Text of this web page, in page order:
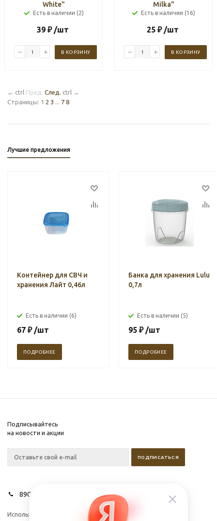
White"
Есть в наличии (2)
39 ₽ /шт
В КОРЗИНУ
Milka"
Есть в наличии (16)
25 ₽ /шт
В КОРЗИНУ
← ctrl Пред. След. ctrl →
Страницы: 1 2 3 ... 7 8
Лучшие предложения
Контейнер для СВЧ и
хранения Лайт 0,46л
Есть в наличии (6)
67 ₽ /шт
ПОДРОБНЕЕ
Банка для хранения Lulu
0,7л
Есть в наличии (5)
95 ₽ /шт
ПОДРОБНЕЕ
Подписывайтесь
на новости и акции
89028627275
Используем cookies для
Компания